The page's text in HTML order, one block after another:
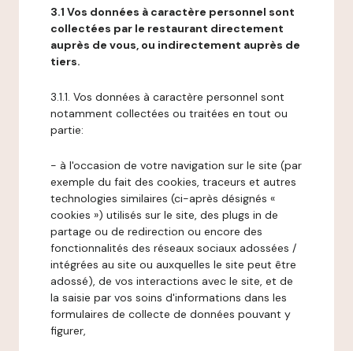
3.1 Vos données à caractère personnel sont
collectées par le restaurant directement
auprès de vous, ou indirectement auprès de
tiers.
3.1.1. Vos données à caractère personnel sont
notamment collectées ou traitées en tout ou
partie:
- à l'occasion de votre navigation sur le site (par
exemple du fait des cookies, traceurs et autres
technologies similaires (ci-après désignés «
cookies ») utilisés sur le site, des plugs in de
partage ou de redirection ou encore des
fonctionnalités des réseaux sociaux adossées /
intégrées au site ou auxquelles le site peut être
adossé), de vos interactions avec le site, et de
la saisie par vos soins d'informations dans les
formulaires de collecte de données pouvant y
figurer,